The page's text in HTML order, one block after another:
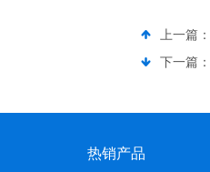
上一篇：
下一篇：
热销产品